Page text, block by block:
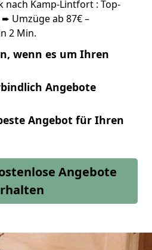
nach Kamp-Lintfort : Top-
Umzüge ab 87€ –
2 Min.
wenn es um Ihren
Angebote
Angebot für Ihren
Angebote